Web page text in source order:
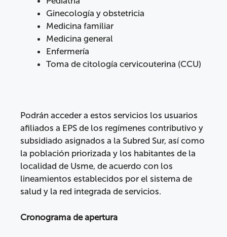
Ginecología y obstetricia
Medicina familiar
Medicina general
Enfermería
Toma de citología cervicouterina (CCU)
Podrán acceder a estos servicios los usuarios
afiliados a EPS de los regímenes contributivo y
subsidiado asignados a la Subred Sur, así como
la población priorizada y los habitantes de la
localidad de Usme, de acuerdo con los
lineamientos establecidos por el sistema de
salud y la red integrada de servicios.
Cronograma de apertura